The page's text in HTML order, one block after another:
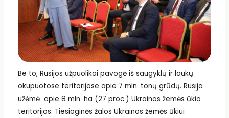
Be to, Rusijos užpuolikai pavogė iš saugyklų ir laukų
okupuotose teritorijose apie 7 mln. tonų grūdų. Rusija
užėmė apie 8 mln. ha (27 proc.) Ukrainos žemės ūkio
teritorijos. Tiesioginės žalos Ukrainos žemės ūkiui